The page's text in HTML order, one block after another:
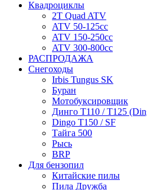
Квадроциклы
2T Quad ATV
ATV 50-125cc
ATV 150-250cc
ATV 300-800cc
РАСПРОДАЖА
Снегоходы
Irbis Tungus SK
Буран
Мотобуксировщик
Динго T110 / T125
Dingo T150 / SF
Тайга 500
Рысь
BRP
Для бензопил
Китайские пилы
Пила Дружба